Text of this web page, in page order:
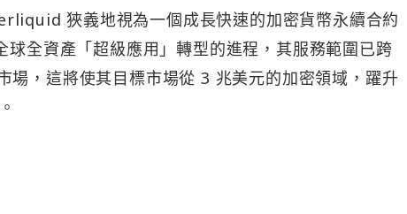
狹義地視為一個成長快速的加密貨幣永續合約
全資產「超級應用」轉型的進程，其服務範圍已跨
，這將使其目標市場從 3 兆美元的加密領域，躍升